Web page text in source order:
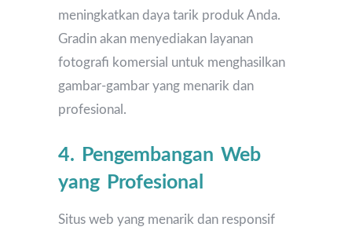
meningkatkan daya tarik produk Anda.
Gradin akan menyediakan layanan
fotografi komersial untuk menghasilkan
gambar-gambar yang menarik dan
profesional.
4. Pengembangan Web
yang Profesional
Situs web yang menarik dan responsif